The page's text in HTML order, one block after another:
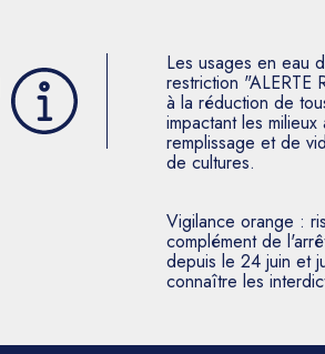
Les usages en eau
restriction "ALERTE
à la réduction de
impactant les
remplissage et de
de cultures.
Vigilance orange :
complément de
depuis le 24 juin et
connaître les